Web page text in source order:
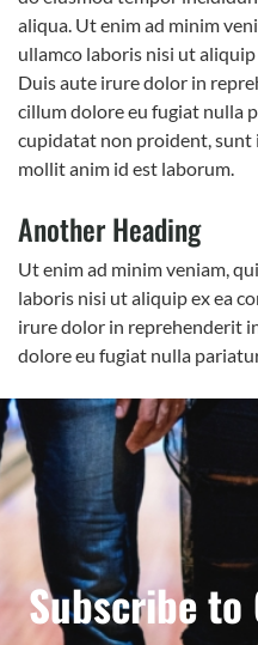
aliqua. Ut enim ad minim
ullamco laboris nisi ut
Duis aute irure dolor in
cillum dolore eu fugiat nulla
cupidatat non proident, sunt
mollit anim id est laborum.
Another Heading
Ut enim ad minim veniam,
laboris nisi ut aliquip ex ea
irure dolor in reprehenderit
dolore eu fugiat nulla
Subscribe to